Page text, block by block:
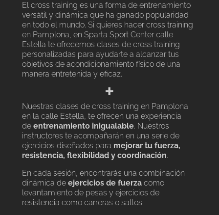
El cross training es una forma de entrenamiento
versátil y dinámica que ha ganado popularidad
en todo el mundo. Si quieres hacer cross training
en Pamplona, en Sparta Sport Center calle
Estella te ofrecemos clases de cross training
personalizadas para ayudarte a alcanzar tus
objetivos de acondicionamiento físico de una
manera entretenida y eficaz.
+
Nuestras clases de cross training en Pamplona
en la calle Estella, te ofrecen una experiencia
de entrenamiento inigualable. Nuestros
instructores te acompañarán en una serie de
ejercicios diseñados para mejorar tu fuerza,
resistencia, flexibilidad y coordinación.
En cada sesión, encontrarás una combinación
dinámica de ejercicios de fuerza como
levantamiento de pesas y ejercicios de
resistencia como carreras o saltos.